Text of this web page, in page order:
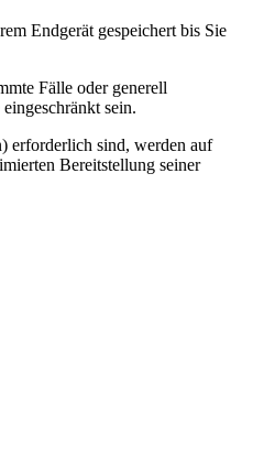
Endgerät gespeichert bis Sie
Fälle oder generell
sein.
erforderlich sind, werden auf
Bereitstellung seiner